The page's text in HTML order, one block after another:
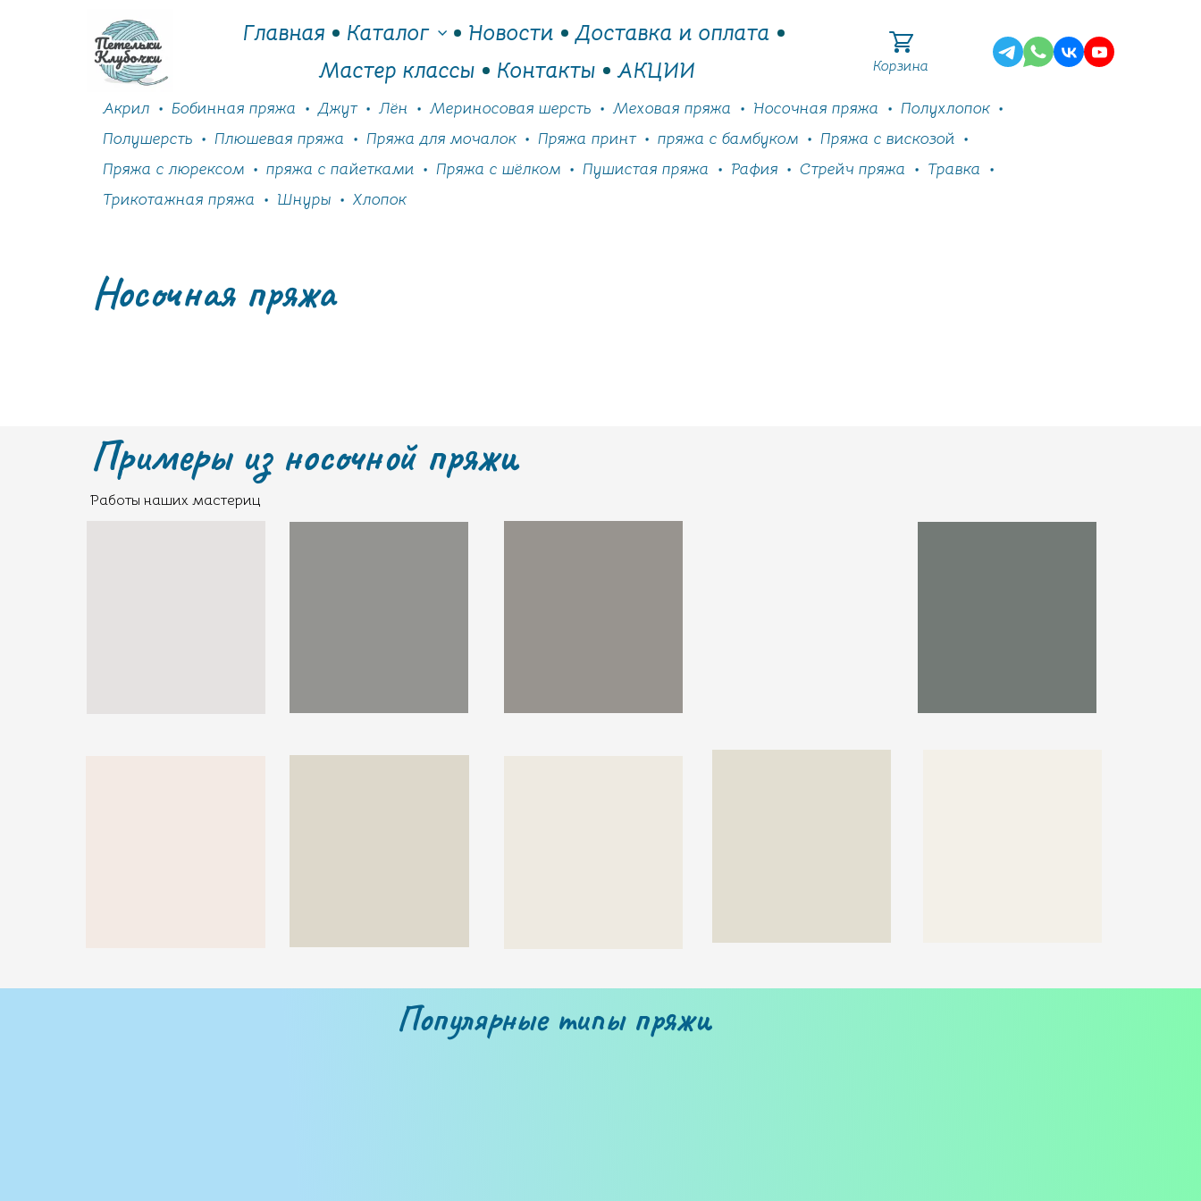
Главная Каталог Новости
Доставка и оплата
Мастер классы
Контакты АКЦИИ Корзина
Акрил Бобинная пряжа Джут Лён Мериносовая шерсть Меховая пряжа Носочная пряжа
Полухлопок
Полушерсть
Плюшевая пряжа Пряжа для мочалок Пряжа принт пряжа с бамбуком
Пряжа с вискозой
Пряжа с люрексом
пряжа с пайетками Пряжа с шёлком Пушистая пряжа Рафия Стрейч пряжа
Травка
Трикотажная пряжа
Шнуры Хлопок
Носочная пряжа
Работы наших мастериц
Примеры из носочной пряжи
Популярные типы пряжи